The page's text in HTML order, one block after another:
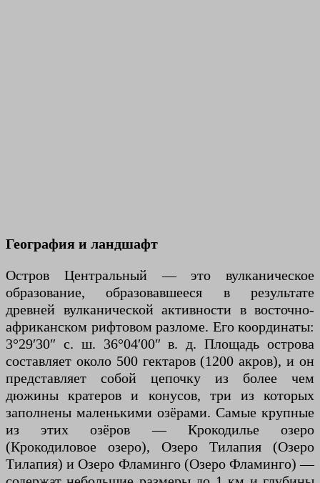
География и ландшафт
Остров Центральный — это вулканическое
образование, образовавшееся в результате
древней вулканической активности в восточно-
африканском рифтовом разломе. Его координаты:
3°29′30″ с. ш. 36°04′00″ в. д. Площадь острова
составляет около 500 гектаров (1200 акров), и он
представляет собой цепочку из более чем
дюжины кратеров и конусов, три из которых
заполнены маленькими озёрами. Самые крупные
из этих озёров — Крокодилье озеро
(Крокодиловое озеро), Озеро Тилапия (Озеро
Тилапия) и Озеро Фламинго (Озеро Фламинго) —